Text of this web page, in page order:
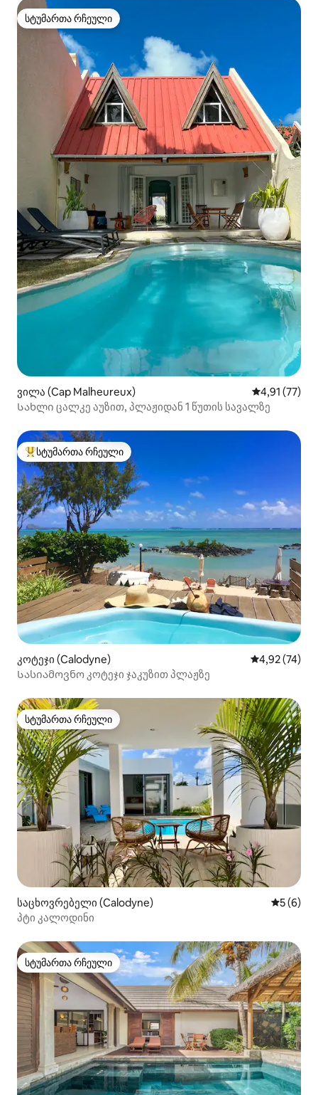
სტუმართა რჩეული
სტუმართა რჩეული
ვილა (Cap Malheureux) საშუალო
4,91 (77)
Სახლი ცალკე აუზით, პლაჟიდან 1 წუთის სავალზე
სტუმართა რჩეული მოწინავე ვარიანტი
სტუმართა რჩეული
კოტეჯი (Calodyne) საშუალო
4,92 (74)
Სასიამოვნო კოტეჯი ჯაკუზით პლაჟზე
სტუმართა რჩეული
სტუმართა რჩეული
საცხოვრებელი (Calodyne) საშუალო
5 (6)
პტი კალოდინი
სტუმართა რჩეული
სტუმართა რჩეული